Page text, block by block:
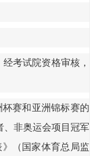
考试院资格审核，
赛和亚洲锦标赛的
、非奥运会项目冠军
（国家体育总局监